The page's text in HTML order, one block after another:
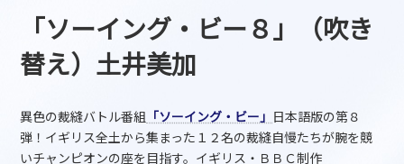
「ソーイング・ビー８」（吹き
替え）土井美加
異色の裁縫バトル番組 「ソーイング・ビー」 日本語版の第８
弾！イギリス全土から集まった１２名の裁縫自慢たちが腕を競
いチャンピオンの座を目指す。イギリス・ＢＢＣ制作